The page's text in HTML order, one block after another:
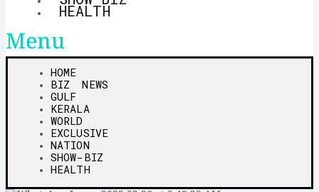
HEALTH
Menu
HOME
BIZ NEWS
GULF
KERALA
WORLD
EXCLUSIVE
NATION
SHOW-BIZ
HEALTH